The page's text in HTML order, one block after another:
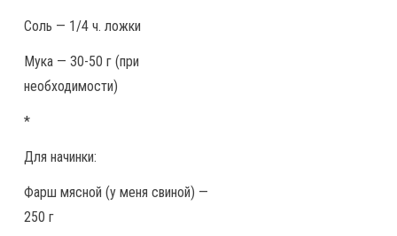
Соль — 1/4 ч. ложки
Мука — 30-50 г (при
необходимости)
*
Для начинки:
Фарш мясной (у меня свиной) —
250 г